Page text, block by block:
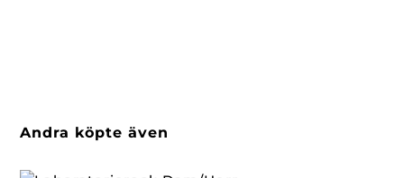
Andra köpte även